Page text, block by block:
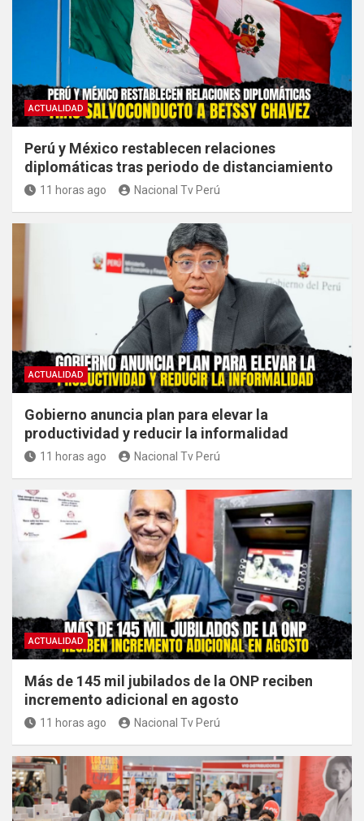
ACTUALIDAD
Perú y México restablecen relaciones
diplomáticas tras periodo de distanciamiento
11 horas ago Nacional Tv Perú
ACTUALIDAD
Gobierno anuncia plan para elevar la
productividad y reducir la informalidad
11 horas ago Nacional Tv Perú
ACTUALIDAD
Más de 145 mil jubilados de la ONP reciben
incremento adicional en agosto
11 horas ago Nacional Tv Perú